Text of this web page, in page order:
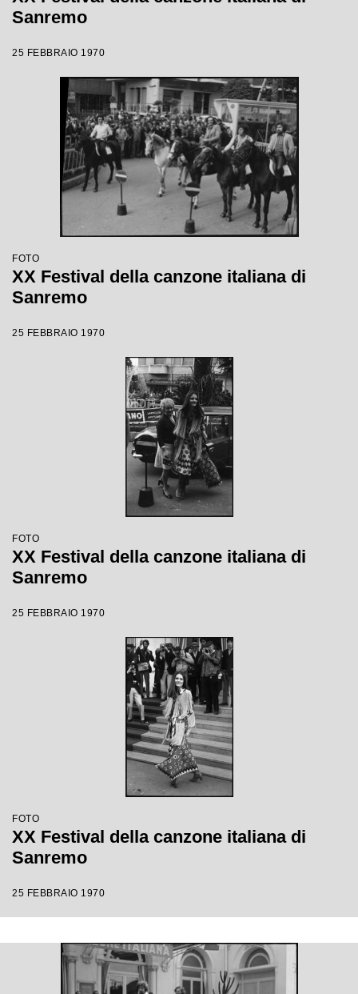
Sanremo
25 FEBBRAIO 1970
FOTO
XX Festival della canzone italiana di
Sanremo
25 FEBBRAIO 1970
FOTO
XX Festival della canzone italiana di
Sanremo
25 FEBBRAIO 1970
FOTO
XX Festival della canzone italiana di
Sanremo
25 FEBBRAIO 1970